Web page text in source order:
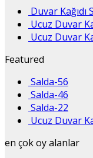
Duvar Kağıdı
Ucuz Duvar
Ucuz Duvar
Featured
Salda-56
Salda-46
Salda-22
Ucuz Duvar
en çok oy alanlar